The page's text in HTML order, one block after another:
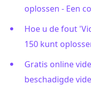
oplossen - Een
Hoe u de fout
150 kunt
Gratis online
beschadigde